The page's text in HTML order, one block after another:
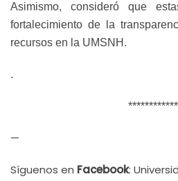
Asimismo, consideró que
fortalecimiento de la
recursos en la UMSNH.
.
—
Síguenos en Facebook: